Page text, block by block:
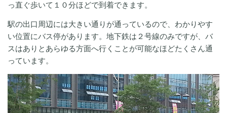
っ直ぐ歩いて１０分ほどで到着できます。
駅の出口周辺には大きい通りが通っているので、わかりやす
い位置にバス停があります。地下鉄は２号線のみですが、バ
スはありとあらゆる方面へ行くことが可能なほどたくさん通
っています。